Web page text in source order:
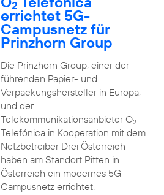
2
errichtet 5G-
Campusnetz für
Prinzhorn Group
Die Prinzhorn Group, einer der
führenden Papier- und
Verpackungshersteller in Europa,
und der
Telekommunikationsanbieter O2
Telefónica in Kooperation mit dem
Netzbetreiber Drei Österreich
haben am Standort Pitten in
Österreich ein modernes 5G-
Campusnetz errichtet.